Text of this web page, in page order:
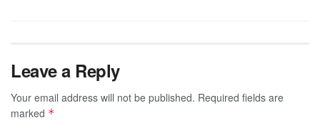
Leave a Reply
Your email address will not be published. Required fields are
marked *